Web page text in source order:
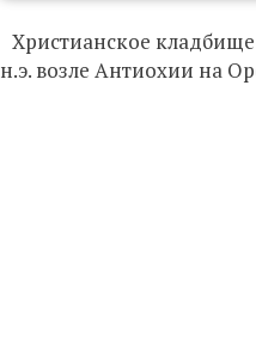
Христианское
н.э. возле Антиохии на